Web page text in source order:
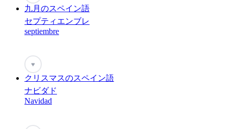
九月のスペイン語
セプティエンブレ
septiembre
♥
クリスマスのスペイン語
ナビダド
Navidad